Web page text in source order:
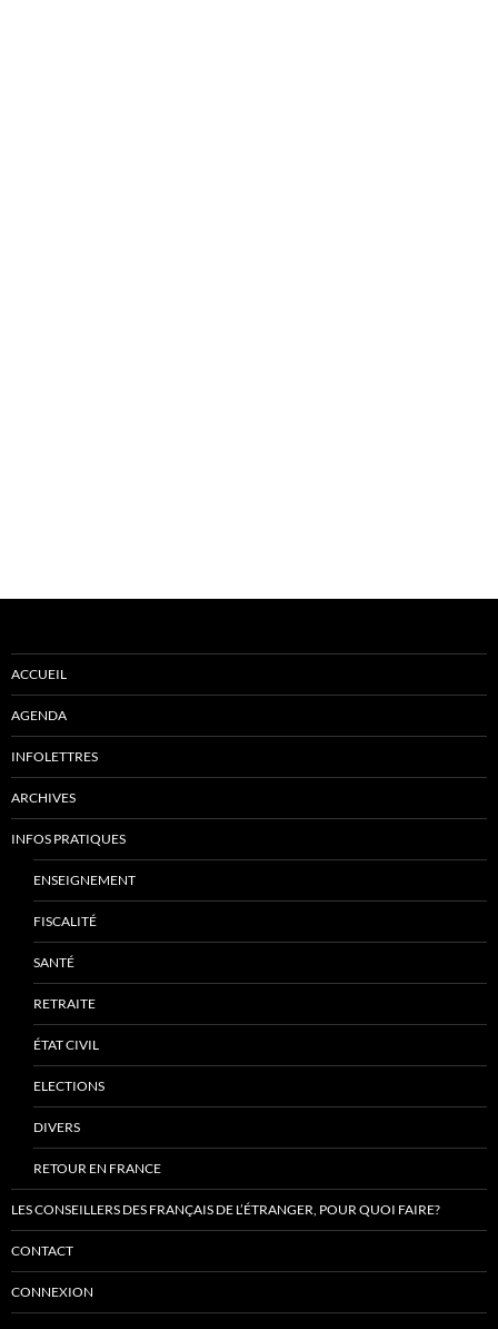
ACCUEIL
AGENDA
INFOLETTRES
ARCHIVES
INFOS PRATIQUES
ENSEIGNEMENT
FISCALITÉ
SANTÉ
RETRAITE
ÉTAT CIVIL
ELECTIONS
DIVERS
RETOUR EN FRANCE
LES CONSEILLERS DES FRANÇAIS DE L’ÉTRANGER, POUR QUOI FAIRE?
CONTACT
CONNEXION